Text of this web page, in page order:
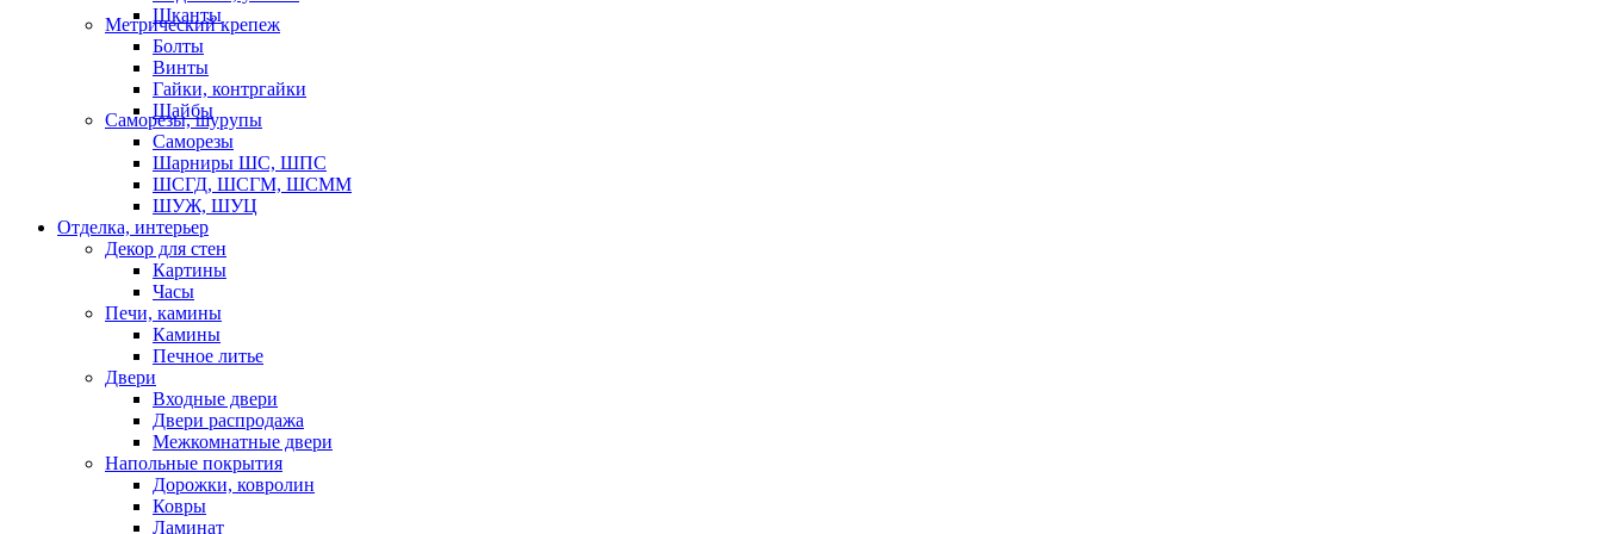
Шканты
Метрический крепеж
Болты
Винты
Гайки, контргайки
Шайбы
Саморезы, шурупы
Саморезы
Шарниры ШС, ШПС
ШСГД, ШСГМ, ШСММ
ШУЖ, ШУЦ
Отделка, интерьер
Декор для стен
Картины
Часы
Печи, камины
Камины
Печное литье
Двери
Входные двери
Двери распродажа
Межкомнатные двери
Напольные покрытия
Дорожки, ковролин
Ковры
Ламинат